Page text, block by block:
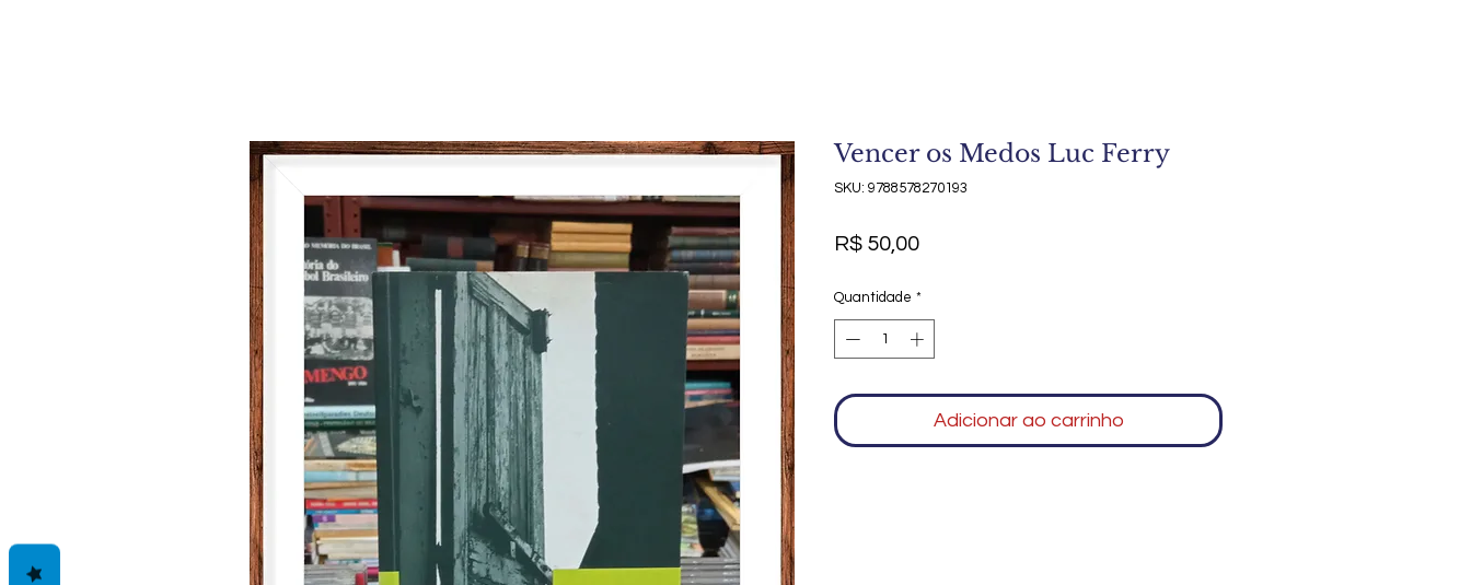
Vencer os Medos Luc Ferry
SKU: 9788578270193
R$ 50,00Preço
Quantidade *
Adicionar ao carrinho